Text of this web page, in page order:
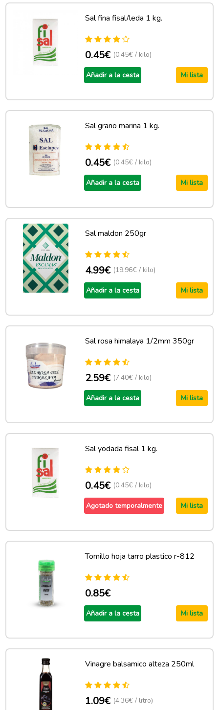
Sal fina fisal/leda 1 kg.
0.45€ (0.45€ / kilo)
Añadir a la cesta Mi lista
Sal grano marina 1 kg.
0.45€ (0.45€ / kilo)
Añadir a la cesta Mi lista
Sal maldon 250gr
4.99€ (19.96€ / kilo)
Añadir a la cesta Mi lista
Sal rosa himalaya 1/2mm 350gr
2.59€ (7.40€ / kilo)
Añadir a la cesta Mi lista
Sal yodada fisal 1 kg.
0.45€ (0.45€ / kilo)
Agotado temporalmente Mi lista
Tomillo hoja tarro plastico r-812
0.85€
Añadir a la cesta Mi lista
Vinagre balsamico alteza 250ml
1.09€ (4.36€ / litro)